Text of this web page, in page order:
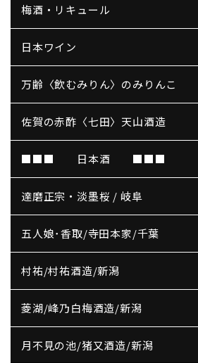
梅酒・リキュール
日本ワイン
万齢〈飲むみりん〉のみりんこ
佐賀の赤酢〈七田〉天山酒造
■■■ 日本酒 ■■■
達磨正宗・淡墨桜 / 岐阜
五人娘･香取/寺田本家/千葉
村祐/村祐酒造/新潟
菱湖/峰乃白梅酒造/新潟
月不見の池/猪又酒造/新潟